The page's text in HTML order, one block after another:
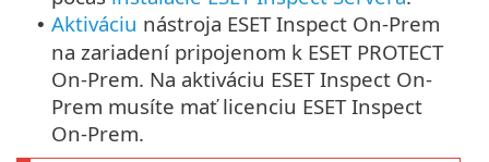
• Aktiváciu nástroja ESET Inspect On-Prem
na zariadení pripojenom k ESET PROTECT
On-Prem. Na aktiváciu ESET Inspect On-
Prem musíte mať licenciu ESET Inspect
On-Prem.